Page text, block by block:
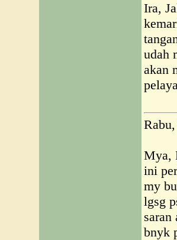
Ira,
udah
akan
Mya,
ini
my
lgsg
bnyk